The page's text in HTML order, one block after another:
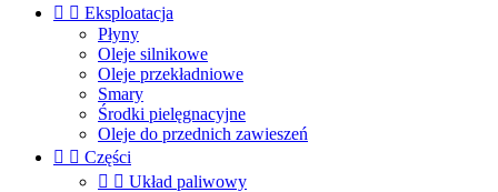
  Eksploatacja
Płyny
Oleje silnikowe
Oleje przekładniowe
Smary
Środki pielęgnacyjne
Oleje do przednich zawieszeń
  Części
  Układ paliwowy